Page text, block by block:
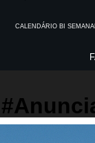
CALENDÁRIO BI SEMANAL